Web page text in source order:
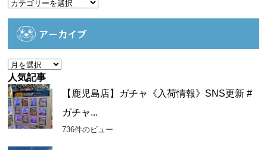
カ
アーカイブ
ア
ー
カ
イ
ブ
人気記事
【鹿児島店】ガチャ《入荷情報》SNS更新 #
ガチャ...
736件のビュー